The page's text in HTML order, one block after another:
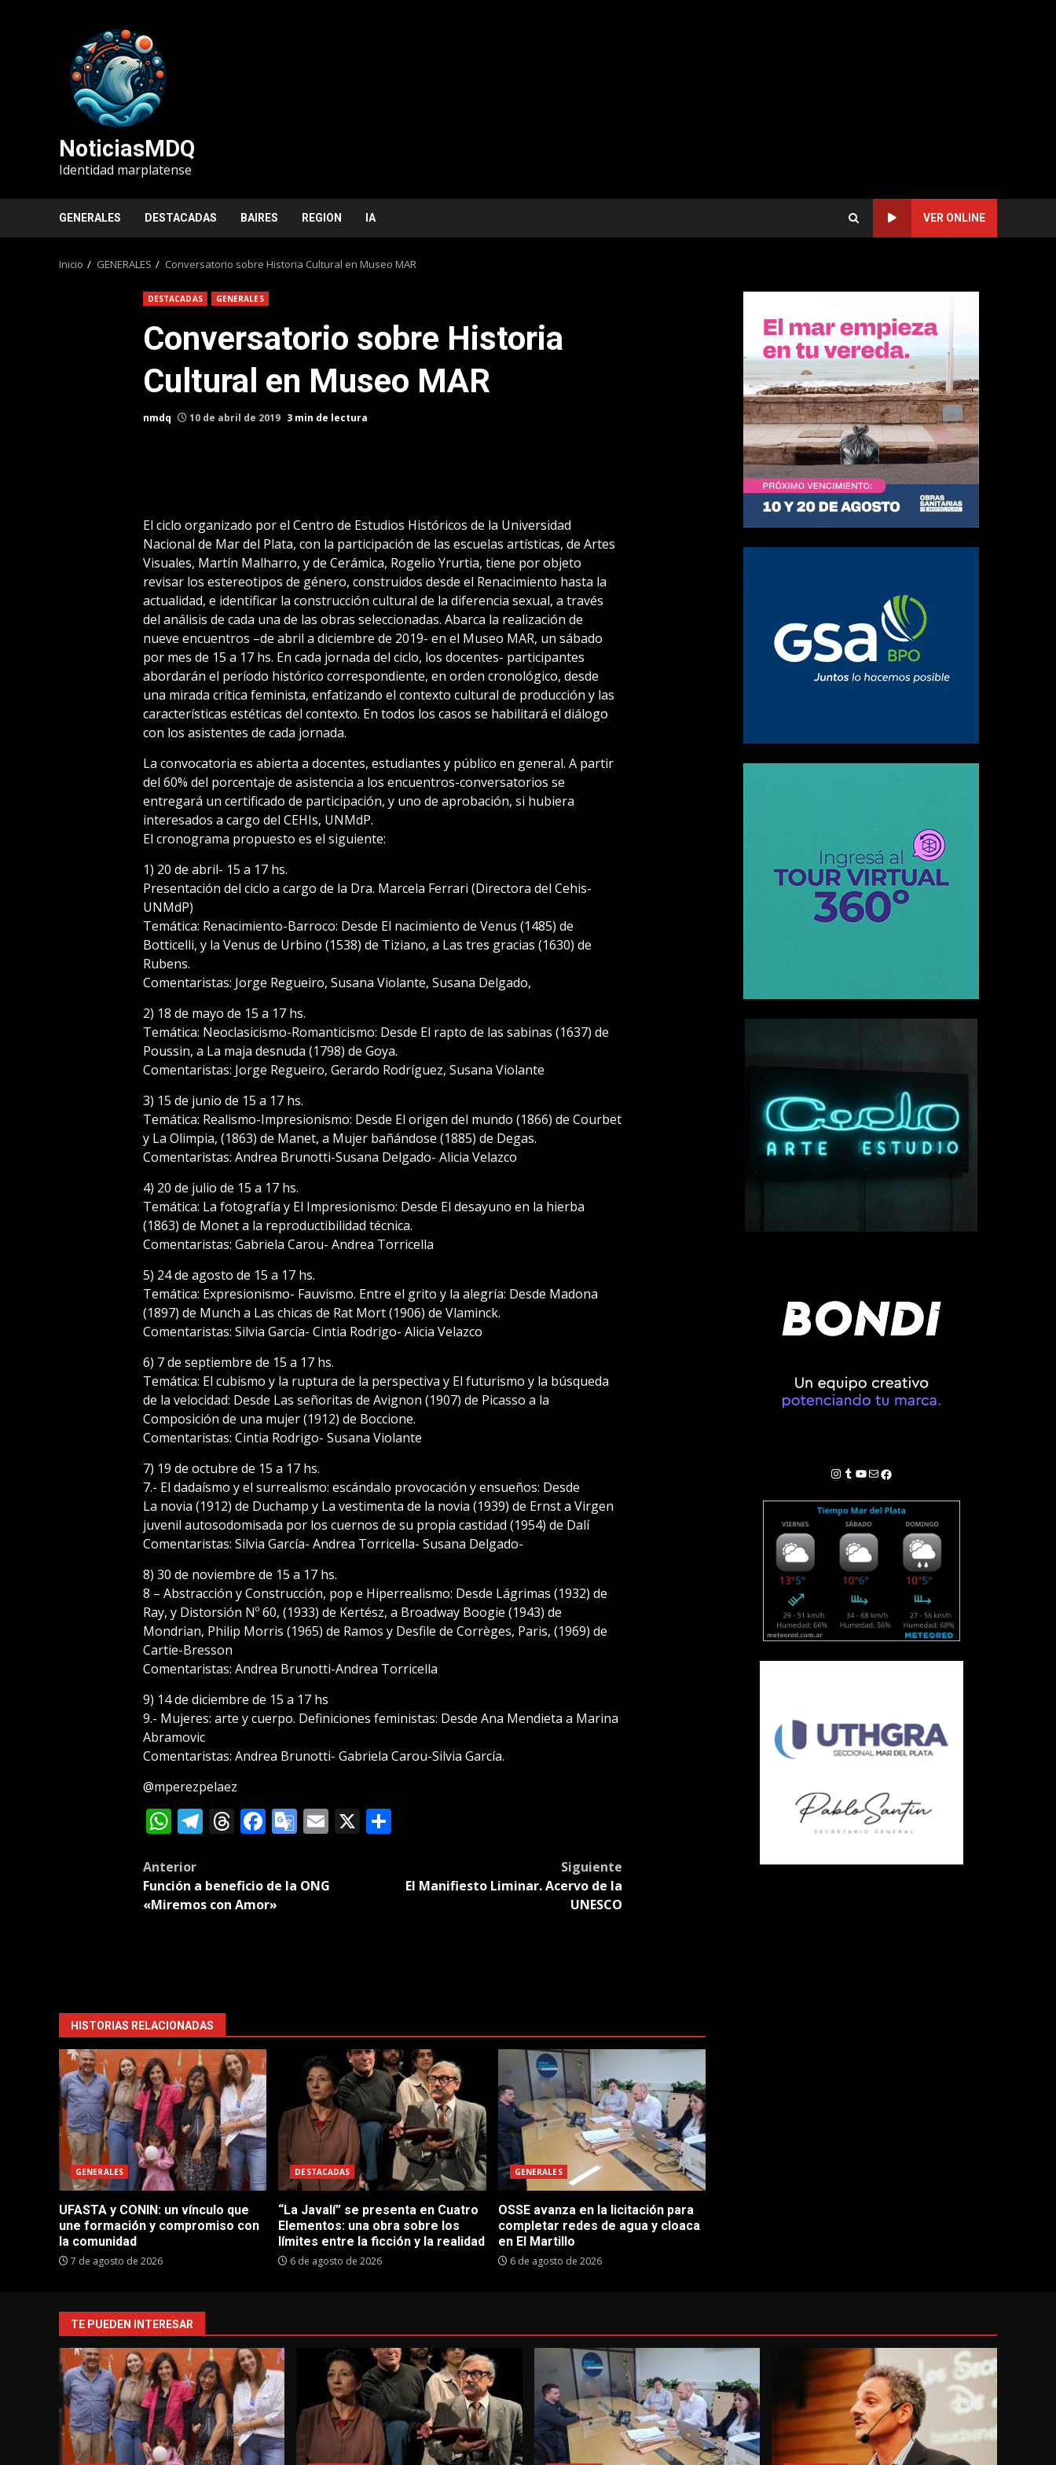
NoticiasMDQ
Identidad marplatense
GENERALES DESTACADAS BAIRES REGION IA VER ONLINE
Inicio GENERALES Conversatorio sobre Historia Cultural en Museo MAR
DESTACADAS GENERALES
Conversatorio sobre Historia
Cultural en Museo MAR
nmdq 10 de abril de 2019 3 min de lectura
El ciclo organizado por el Centro de Estudios Históricos de la Universidad
Nacional de Mar del Plata, con la participación de las escuelas artísticas, de Artes
Visuales, Martín Malharro, y de Cerámica, Rogelio Yrurtia, tiene por objeto
revisar los estereotipos de género, construidos desde el Renacimiento hasta la
actualidad, e identificar la construcción cultural de la diferencia sexual, a través
del análisis de cada una de las obras seleccionadas. Abarca la realización de
nueve encuentros –de abril a diciembre de 2019- en el Museo MAR, un sábado
por mes de 15 a 17 hs. En cada jornada del ciclo, los docentes- participantes
abordarán el período histórico correspondiente, en orden cronológico, desde
una mirada crítica feminista, enfatizando el contexto cultural de producción y las
características estéticas del contexto. En todos los casos se habilitará el diálogo
con los asistentes de cada jornada.
La convocatoria es abierta a docentes, estudiantes y público en general. A partir
del 60% del porcentaje de asistencia a los encuentros-conversatorios se
entregará un certificado de participación, y uno de aprobación, si hubiera
interesados a cargo del CEHIs, UNMdP.
El cronograma propuesto es el siguiente:
1) 20 de abril- 15 a 17 hs.
Presentación del ciclo a cargo de la Dra. Marcela Ferrari (Directora del Cehis-
UNMdP)
Temática: Renacimiento-Barroco: Desde El nacimiento de Venus (1485) de
Botticelli, y la Venus de Urbino (1538) de Tiziano, a Las tres gracias (1630) de
Rubens.
Comentaristas: Jorge Regueiro, Susana Violante, Susana Delgado,
2) 18 de mayo de 15 a 17 hs.
Temática: Neoclasicismo-Romanticismo: Desde El rapto de las sabinas (1637) de
Poussin, a La maja desnuda (1798) de Goya.
Comentaristas: Jorge Regueiro, Gerardo Rodríguez, Susana Violante
3) 15 de junio de 15 a 17 hs.
Temática: Realismo-Impresionismo: Desde El origen del mundo (1866) de Courbet
y La Olimpia, (1863) de Manet, a Mujer bañándose (1885) de Degas.
Comentaristas: Andrea Brunotti-Susana Delgado- Alicia Velazco
4) 20 de julio de 15 a 17 hs.
Temática: La fotografía y El Impresionismo: Desde El desayuno en la hierba
(1863) de Monet a la reproductibilidad técnica.
Comentaristas: Gabriela Carou- Andrea Torricella
5) 24 de agosto de 15 a 17 hs.
Temática: Expresionismo- Fauvismo. Entre el grito y la alegría: Desde Madona
(1897) de Munch a Las chicas de Rat Mort (1906) de Vlaminck.
Comentaristas: Silvia García- Cintia Rodrigo- Alicia Velazco
6) 7 de septiembre de 15 a 17 hs.
Temática: El cubismo y la ruptura de la perspectiva y El futurismo y la búsqueda
de la velocidad: Desde Las señoritas de Avignon (1907) de Picasso a la
Composición de una mujer (1912) de Boccione.
Comentaristas: Cintia Rodrigo- Susana Violante
7) 19 de octubre de 15 a 17 hs.
7.- El dadaísmo y el surrealismo: escándalo provocación y ensueños: Desde
La novia (1912) de Duchamp y La vestimenta de la novia (1939) de Ernst a Virgen
juvenil autosodomisada por los cuernos de su propia castidad (1954) de Dalí
Comentaristas: Silvia García- Andrea Torricella- Susana Delgado-
8) 30 de noviembre de 15 a 17 hs.
8 – Abstracción y Construcción, pop e Hiperrealismo: Desde Lágrimas (1932) de
Ray, y Distorsión Nº 60, (1933) de Kertész, a Broadway Boogie (1943) de
Mondrian, Philip Morris (1965) de Ramos y Desfile de Corrèges, Paris, (1969) de
Cartie-Bresson
Comentaristas: Andrea Brunotti-Andrea Torricella
9) 14 de diciembre de 15 a 17 hs
9.- Mujeres: arte y cuerpo. Definiciones feministas: Desde Ana Mendieta a Marina
Abramovic
Comentaristas: Andrea Brunotti- Gabriela Carou-Silvia García.
@mperezpelaez
WhatsApp
Telegram
Threads
Facebook
Google
Email
X Compartir
Post
navigation
Anterior
Función a beneficio de la ONG
«Miremos con Amor»
Siguiente
El Manifiesto Liminar. Acervo de la
UNESCO
HISTORIAS RELACIONADAS
GENERALES
UFASTA y CONIN: un vínculo que
une formación y compromiso con
la comunidad
7 de agosto de 2026
DESTACADAS
“La Javalí” se presenta en Cuatro
Elementos: una obra sobre los
límites entre la ficción y la realidad
6 de agosto de 2026
GENERALES
OSSE avanza en la licitación para
completar redes de agua y cloaca
en El Martillo
6 de agosto de 2026
Instagram
Tumblr
YouTube
Correo electrónico
Facebook
TE PUEDEN INTERESAR